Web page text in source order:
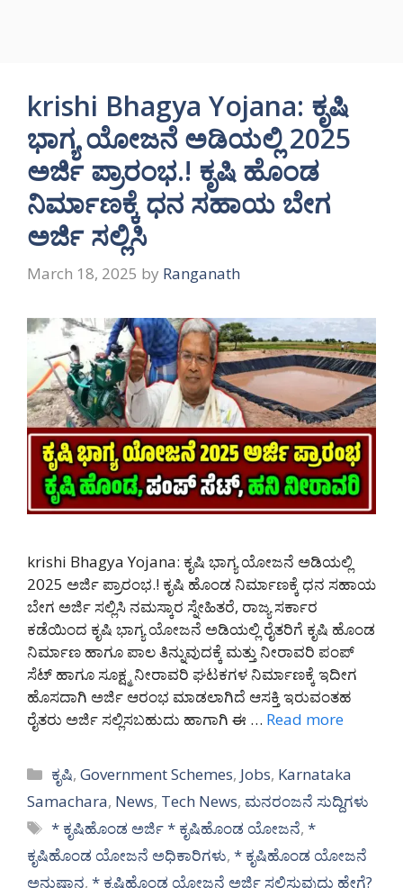
krishi Bhagya Yojana: ಕೃಷಿ
ಭಾಗ್ಯ ಯೋಜನೆ ಅಡಿಯಲ್ಲಿ 2025
ಅರ್ಜಿ ಪ್ರಾರಂಭ.! ಕೃಷಿ ಹೊಂಡ
ನಿರ್ಮಾಣಕ್ಕೆ ಧನ ಸಹಾಯ ಬೇಗ
ಅರ್ಜಿ ಸಲ್ಲಿಸಿ
March 18, 2025 by Ranganath
krishi Bhagya Yojana: ಕೃಷಿ ಭಾಗ್ಯ ಯೋಜನೆ ಅಡಿಯಲ್ಲಿ
2025 ಅರ್ಜಿ ಪ್ರಾರಂಭ.! ಕೃಷಿ ಹೊಂಡ ನಿರ್ಮಾಣಕ್ಕೆ ಧನ ಸಹಾಯ
ಬೇಗ ಅರ್ಜಿ ಸಲ್ಲಿಸಿ ನಮಸ್ಕಾರ ಸ್ನೇಹಿತರೆ, ರಾಜ್ಯ ಸರ್ಕಾರ
ಕಡೆಯಿಂದ ಕೃಷಿ ಭಾಗ್ಯ ಯೋಜನೆ ಅಡಿಯಲ್ಲಿ ರೈತರಿಗೆ ಕೃಷಿ ಹೊಂಡ
ನಿರ್ಮಾಣ ಹಾಗೂ ಪಾಲ ತಿನ್ನುವುದಕ್ಕೆ ಮತ್ತು ನೀರಾವರಿ ಪಂಪ್
ಸೆಟ್ ಹಾಗೂ ಸೂಕ್ಷ್ಮ ನೀರಾವರಿ ಘಟಕಗಳ ನಿರ್ಮಾಣಕ್ಕೆ ಇದೀಗ
ಹೊಸದಾಗಿ ಅರ್ಜಿ ಆರಂಭ ಮಾಡಲಾಗಿದೆ ಆಸಕ್ತಿ ಇರುವಂತಹ
ರೈತರು ಅರ್ಜಿ ಸಲ್ಲಿಸಬಹುದು ಹಾಗಾಗಿ ಈ … Read more
Categories
ಕೃಷಿ,Government Schemes, Jobs, Karnataka
Samachara, News, Tech News, ಮನರಂಜನೆ ಸುದ್ದಿಗಳು
Tags
* ಕೃಷಿಹೊಂಡ ಅರ್ಜಿ * ಕೃಷಿಹೊಂಡ ಯೋಜನೆ,*
ಕೃಷಿಹೊಂಡ ಯೋಜನೆ ಅಧಿಕಾರಿಗಳು, * ಕೃಷಿಹೊಂಡ ಯೋಜನೆ
ಅನುಷ್ಠಾನ, * ಕೃಷಿಹೊಂಡ ಯೋಜನೆ ಅರ್ಜಿ ಸಲ್ಲಿಸುವುದು ಹೇಗೆ?